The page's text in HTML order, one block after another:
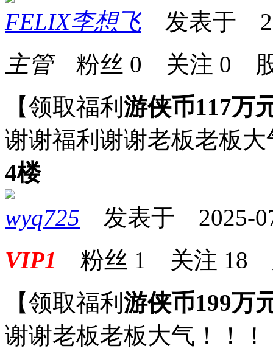
FELIX李想飞发表于
主管粉丝 0 关注 0
【领取福利 游侠币117万
谢谢福利谢谢老板老板大
4楼
wyq725 发表于 2025-
VIP1 粉丝 1 关注 18
【领取福利 游侠币199万
谢谢老板老板大气！！！